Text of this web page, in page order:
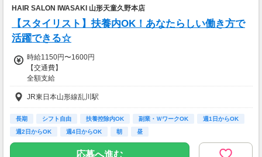
・所要時間：1～2時間
★今だけ！お得なキャンペーン実施中★
mazonギフトカード2,000円分をプレゼント！
月報酬39万 入客150名
月報酬20万 入客70名
【交通費】
なし
HAIR SALON IWASAKI 山形天童久野本店
【スタイリスト】扶養内OK！あなたらしい働き方で
活躍できる☆
時給1150円〜1600円
【交通費】
全額支給
JR東日本山形線乱川駅
長期 シフト自由 扶養控除内OK 副業・ＷワークOK
週1日からOK
週2日からOK
週4日からOK 朝 昼
応募へ進む